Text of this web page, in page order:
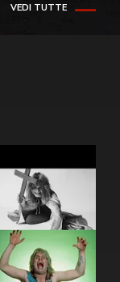
VEDI TUTTE